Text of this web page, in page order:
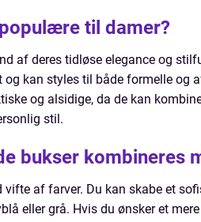
til damer?
af deres tidløse elegance og
kan styles til både formelle og
og alsidige, da de kan
stil.
bukser kombineres
vifte af farver. Du kan skabe et
eller grå. Hvis du ønsker et